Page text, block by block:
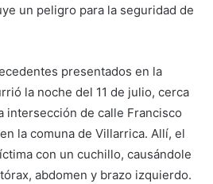
un peligro para la seguridad de
presentados en la
la noche del 11 de julio, cerca
intersección de calle Francisco
la comuna de Villarrica. Allí, el
con un cuchillo, causándole
abdomen y brazo izquierdo.